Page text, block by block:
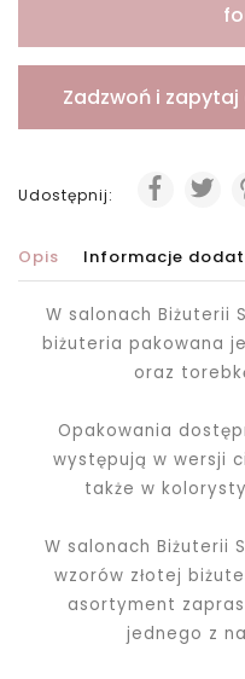
Zadzwoń i
Udostępnij:
Opis Informacje
W salonach Biżuterii
biżuteria pakowana
oraz
Opakowania
występują w wersji
także w
W salonach Biżuterii
wzorów złotej
asortyment
jednego z